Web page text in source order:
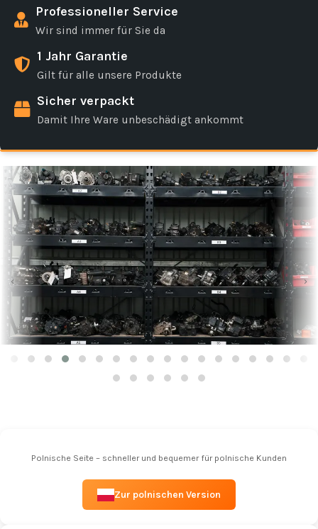
Professioneller Service
Wir sind immer für Sie da
1 Jahr Garantie
Gilt für alle unsere Produkte
Sicher verpackt
Damit Ihre Ware unbeschädigt ankommt
‹ ›
Polnische Seite – schneller und bequemer für polnische Kunden
Zur polnischen Version